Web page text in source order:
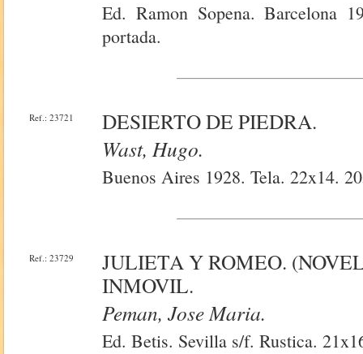
Ed. Ramon Sopena. Barcelona
portada.
Ref.: 23721
DESIERTO DE PIEDRA.
Wast, Hugo.
Buenos Aires 1928. Tela. 22x14.
Ref.: 23729
JULIETA Y ROMEO.
INMOVIL.
Peman, Jose Maria.
Ed. Betis. Sevilla s/f. Rustica.